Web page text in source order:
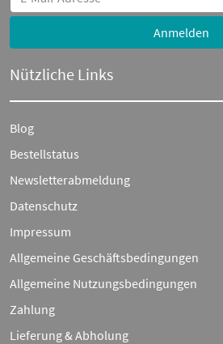
Anmelden
Nützliche Links
Blog
Bestellstatus
Newsletterabmeldung
Datenschutz
Impressum
Allgemeine Geschäftsbedingungen
Allgemeine Nutzungsbedingungen
Zahlung
Lieferung & Abholung